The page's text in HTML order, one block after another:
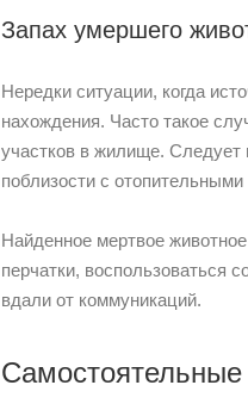
Запах умершего
Нередки ситуации, когда
нахождения. Часто такое
участков в жилище. Следует
поблизости с
Найденное мертвое
перчатки, воспользоваться
вдали от коммуникаций.